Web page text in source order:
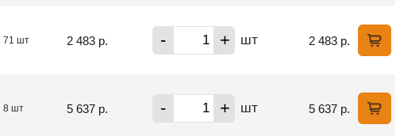
71 шт 2 483 р. - + шт 2 483 р.
8 шт 5 637 р. - + шт 5 637 р.